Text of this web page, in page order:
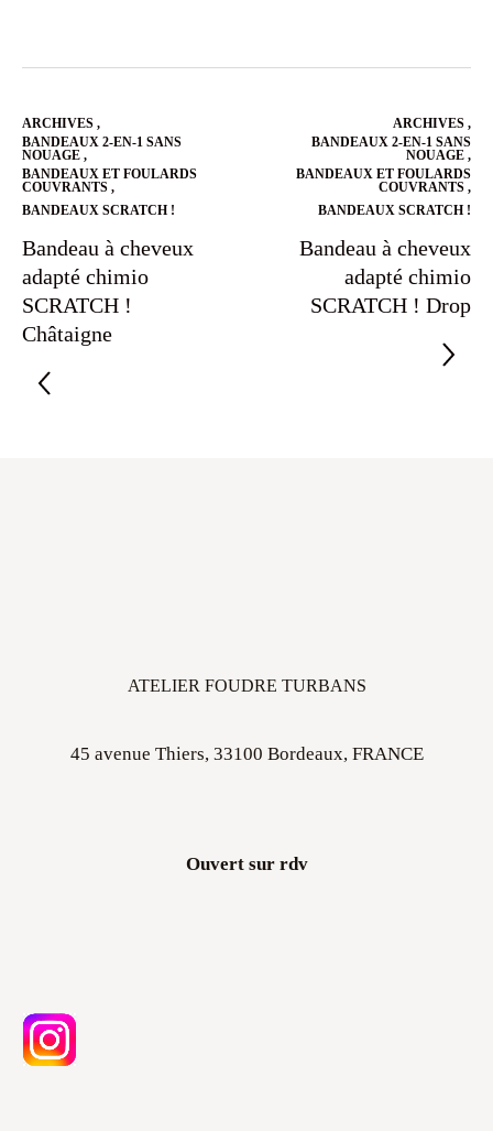
ARCHIVES ,
BANDEAUX 2-EN-1 SANS
NOUAGE ,
BANDEAUX ET FOULARDS
COUVRANTS ,
BANDEAUX SCRATCH !
Bandeau à cheveux
adapté chimio
SCRATCH !
Châtaigne
ARCHIVES ,
BANDEAUX 2-EN-1 SANS
NOUAGE ,
BANDEAUX ET FOULARDS
COUVRANTS ,
BANDEAUX SCRATCH !
Bandeau à cheveux
adapté chimio
SCRATCH ! Drop
ATELIER FOUDRE TURBANS
45 avenue Thiers, 33100 Bordeaux, FRANCE
Ouvert sur rdv